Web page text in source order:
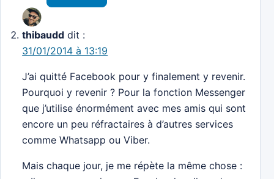
thibaudd dit :
31/01/2014 à 13:19
J’ai quitté Facebook pour y finalement y revenir.
Pourquoi y revenir ? Pour la fonction Messenger
que j’utilise énormément avec mes amis qui sont
encore un peu réfractaires à d’autres services
comme Whatsapp ou Viber.
Mais chaque jour, je me répète la même chose :